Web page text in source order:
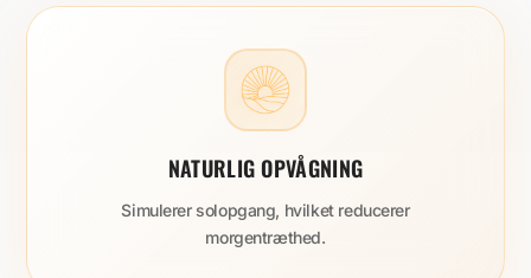
NATURLIG OPVÅGNING
Simulerer solopgang, hvilket reducerer
morgentræthed.